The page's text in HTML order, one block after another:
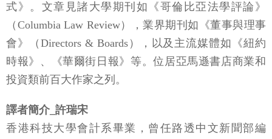
式》。文章見諸大學期刊如《哥倫比亞法學評論》
（Columbia Law Review），業界期刊如《董事與理事
會》（Directors & Boards），以及主流媒體如《紐約
時報》、《華爾街日報》等。位居亞馬遜書店商業和
投資類前百大作家之列。
譯者簡介_許瑞宋
香港科技大學會計系畢業，曾任路透中文新聞部編